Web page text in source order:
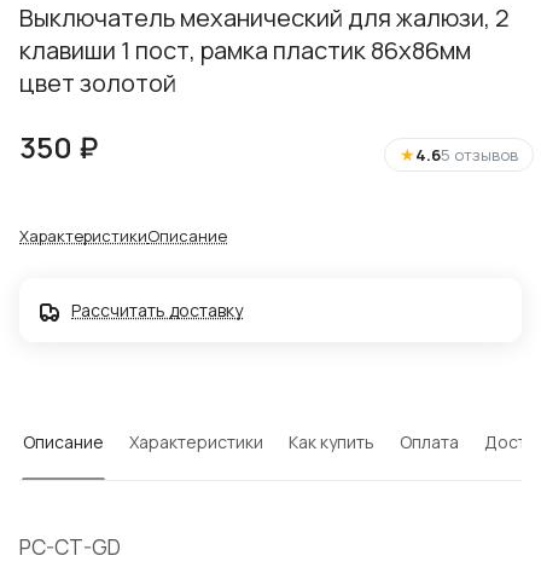
Выключатель механический для жалюзи, 2
клавиши 1 пост, рамка пластик 86х86мм
цвет золотой
350 ₽ ★4.65 отзывов
ХарактеристикиОписание
Рассчитать доставку
Описание Характеристики Как купить Оплата
PC-CT-GD